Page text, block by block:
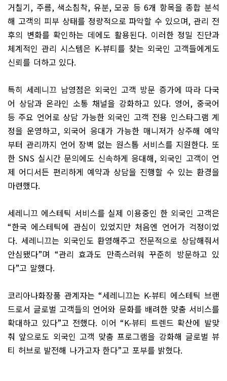
거칠기, 주름, 색소침착, 유분,모공 등6개 항목을 종합 분석
해 고객의 피부 상태를 정량적으로 파악할 수 있으며,관리 전
후의 변화를 확인하는 데에도 활용된다. 이러한 정밀 진단과
체계적인 관리 시스템은 K-뷰티를 찾는 외국인 고객들에게도
신뢰를 더하고 있다.
특히 세레니끄 남영점은 외국인 고객 방문 증가에 따라 다국
어 상담과 온라인 소통 채널을 강화하고 있다. 영어, 중국어
등 주요 언어로 상담 가능한 외국인 고객 전용 인스타그램 계
정을 운영하고, 외국어 응대가 가능한 매니저가 상주해 예약
부터 관리까지 언어 장벽 없는 원스톱 서비스를 지원한다. 또
한 SNS 실시간 문의에도 신속하게 응대해, 외국인 고객이 언
제 어디서든 편리하게 예약과 상담을 진행할 수 있는 환경을
마련했다.
세레니끄 에스테틱 서비스를 실제 이용중인 한 외국인 고객은
“한국 에스테틱에 관심이 있었지만 처음엔 언어가 걱정이었
다. 세레니끄는 외국인도 환영해주고 전문적으로 상담해줘서
안심됐다”며 “관리 효과도 만족스러워 꾸준히 방문하고 있
다”고 말했다.
코리아나화장품 관계자는 “세레니끄는 K-뷰티 에스테틱 브랜
드로서 글로벌 고객들의 언어와 문화를 배려한 맞춤 서비스를
확대하고 있다”고 전했다. 이어“K-뷰티 트렌드 확산에 발맞
춰 앞으로도 외국인 고객 맞춤 프로그램을 강화해 글로벌 뷰
티 허브로 발전해 나가고자 한다”고 포부를 밝혔다.